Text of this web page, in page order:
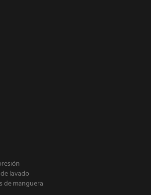
lavado
de manguera